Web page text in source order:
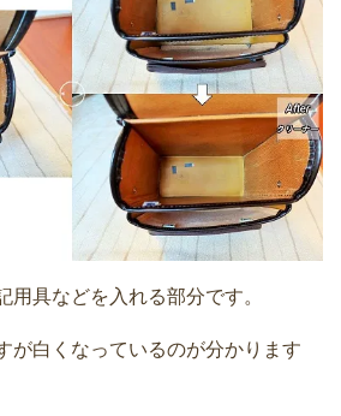
用具などを入れる部分です。
が白くなっているのが分かります